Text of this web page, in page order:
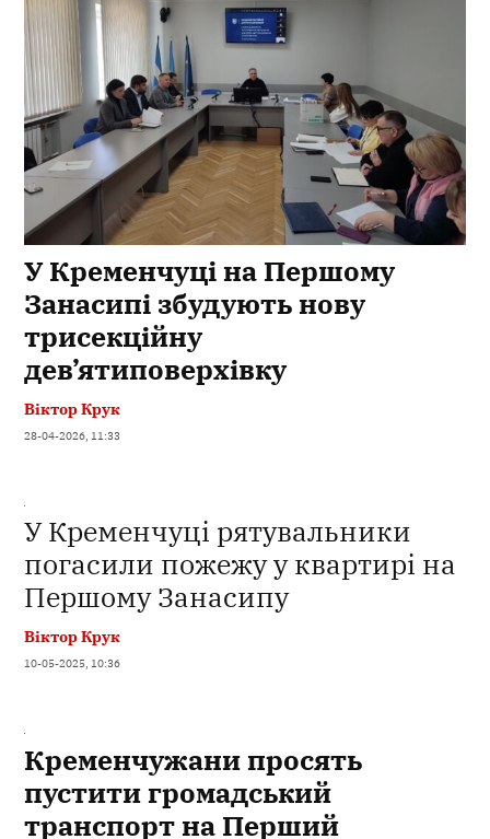
У Кременчуці на Першому
Занасипі збудують нову
трисекційну
дев’ятиповерхівку
Віктор Крук
28-04-2026, 11:33
У Кременчуці рятувальники
погасили пожежу у квартирі на
Першому Занасипу
Віктор Крук
10-05-2025, 10:36
Кременчужани просять
пустити громадський
транспорт на Перший